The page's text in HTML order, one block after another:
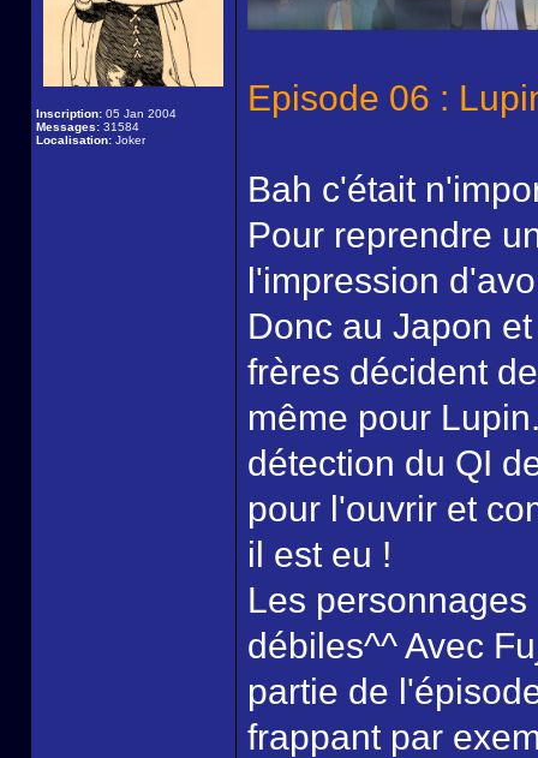
Inscription: 05 Jan 2004
Messages: 31584
Localisation: Joker
Episode 06 :
Bah c'était
Pour reprendre
l'impression
Donc au Japon
frères décident
même pour
détection du QI
pour l'ouvrir et
il est eu !
Les
débiles^^ Avec
partie de
frappant par